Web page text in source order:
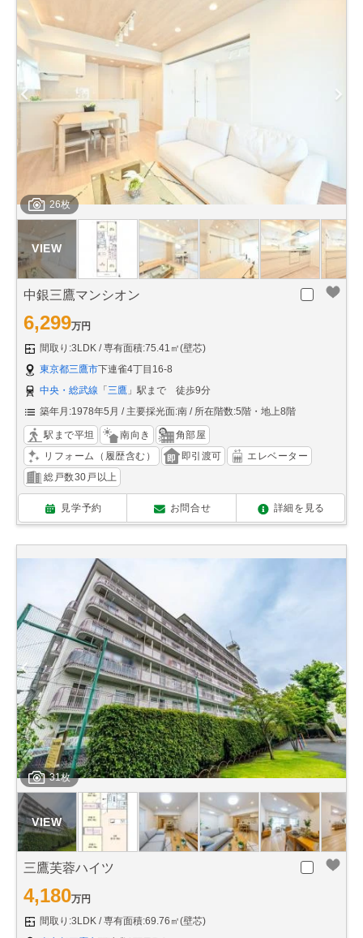
26枚
中銀三鷹マンシオン
6,299万円
間取り:3LDK
専有面積:75.41㎡(壁芯)
東京都三鷹市下連雀4丁目16-8
中央・総武線 「三鷹 」駅まで 徒歩9分
築年月:1978年5月
主要採光面:南 所在階数:5階・地上8階
駅まで平坦 南向き
角部屋
リフォーム（履歴含む）
即引渡可
エレベーター
総戸数30戸以上
見学予約 お問合せ 詳細を見る
31枚
三鷹芙蓉ハイツ
4,180万円
間取り:3LDK
専有面積:69.76㎡(壁芯)